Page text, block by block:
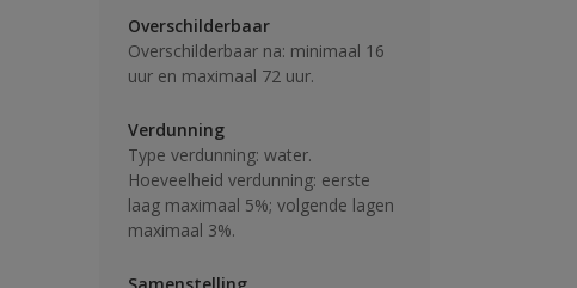
Overschilderbaar
Overschilderbaar na: minimaal 16
uur en maximaal 72 uur.
Verdunning
Type verdunning: water.
Hoeveelheid verdunning: eerste
laag maximaal 5%; volgende lagen
maximaal 3%.